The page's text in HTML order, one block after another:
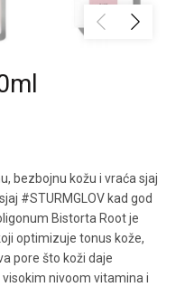
bezbojnu kožu i vraća sjaj
#STURMGLOV kad god
Bistorta Root je
optimizuje tonus kože,
pore što koži daje
nivoom vitamina i